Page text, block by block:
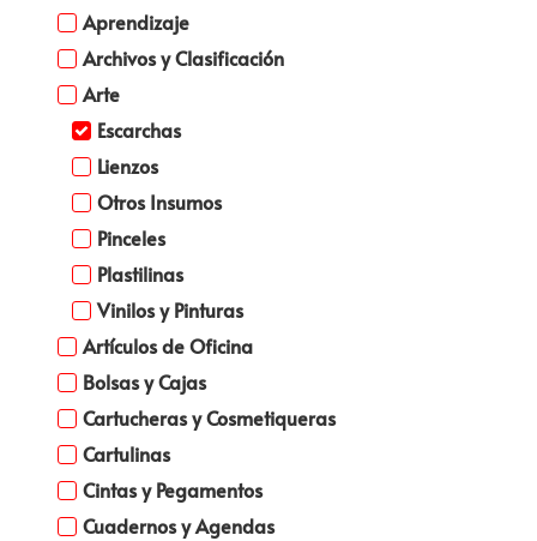
Aprendizaje
Archivos y Clasificación
Arte
Escarchas
Lienzos
Otros Insumos
Pinceles
Plastilinas
Vinilos y Pinturas
Artículos de Oficina
Bolsas y Cajas
Cartucheras y Cosmetiqueras
Cartulinas
Cintas y Pegamentos
Cuadernos y Agendas